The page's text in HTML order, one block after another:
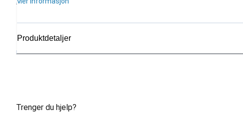
Produktdetaljer
Trenger du hjelp?